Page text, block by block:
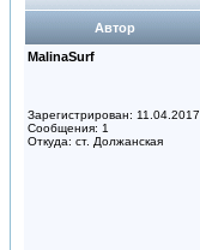
Автор
MalinaSurf
Зарегистрирован: 11.04.2017
Сообщения: 1
Откуда: ст. Должанская